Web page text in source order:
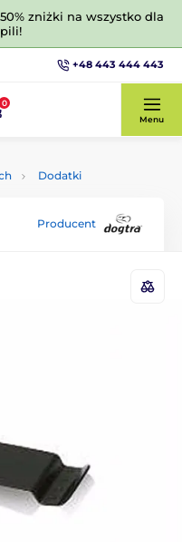
zniżki na wszystko dla
+48 443 444 443
0
Menu
Dodatki
Producent